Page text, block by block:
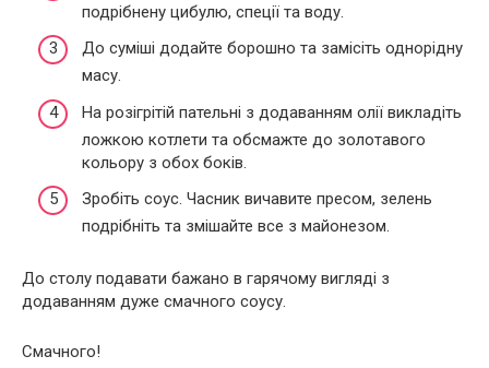
подрібнену цибулю, спеції та воду.
До суміші додайте борошно та замісіть однорідну
масу.
На розігрітій пательні з додаванням олії викладіть
ложкою котлети та обсмажте до золотавого
кольору з обох боків.
Зробіть соус. Часник вичавите пресом, зелень
подрібніть та змішайте все з майонезом.
До столу подавати бажано в гарячому вигляді з
додаванням дуже смачного соусу.
Смачного!